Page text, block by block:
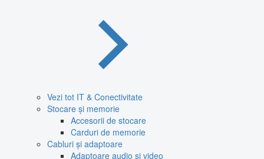
Vezi tot IT & Conectivitate
Stocare și memorie
Accesorii de stocare
Carduri de memorie
Cabluri și adaptoare
Adaptoare audio și video